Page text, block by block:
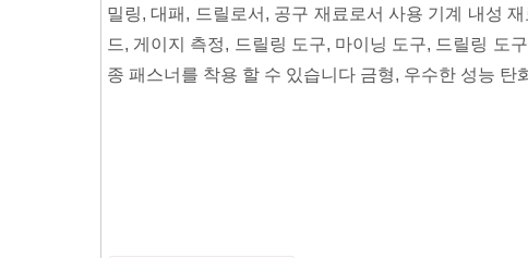
밀링, 대패, 드릴로서, 공구 재료로서 사용 기계 내성
드, 게이지 측정, 드릴링 도구, 마이닝 도구, 드릴링 도
종 패스너를 착용 할 수 있습니다 금형, 우수한 성능